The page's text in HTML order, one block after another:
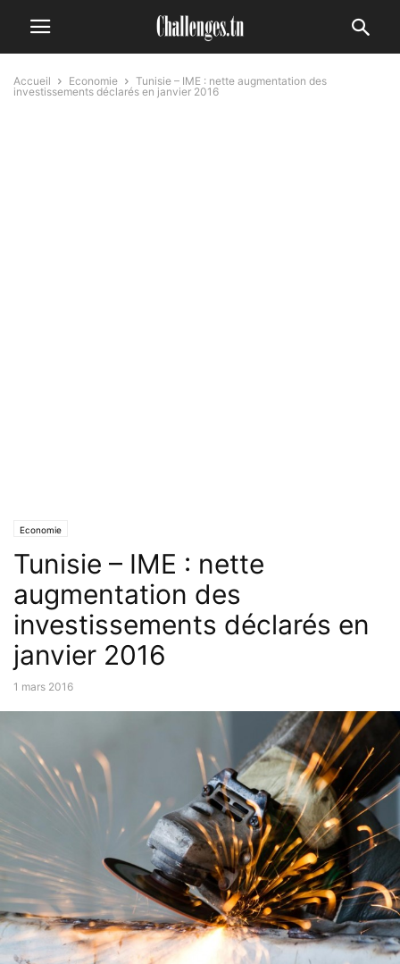
Accueil Economie
Tunisie – IME : nette augmentation des
investissements déclarés en janvier 2016
Economie
Tunisie – IME : nette
augmentation des
investissements déclarés en
janvier 2016
1 mars 2016